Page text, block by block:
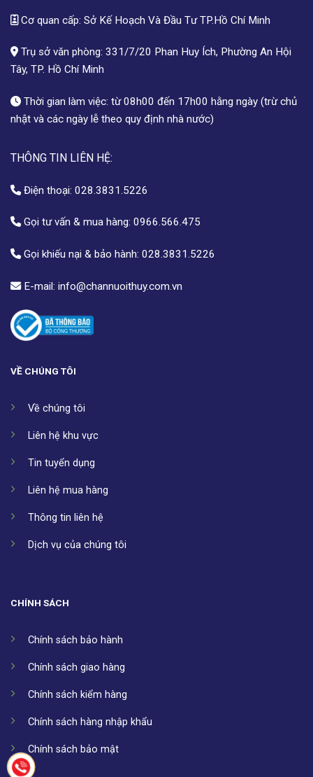
Cơ quan cấp: Sở Kế Hoạch Và Đầu Tư TP.Hồ Chí Minh
Trụ sở văn phòng: 331/7/20 Phan Huy Ích, Phường An Hội
Tây, TP. Hồ Chí Minh
Thời gian làm việc: từ 08h00 đến 17h00 hằng ngày (trừ chủ
nhật và các ngày lễ theo quy định nhà nước)
THÔNG TIN LIÊN HỆ:
Điện thoại: 028.3831.5226
Gọi tư vấn & mua hàng: 0966.566.475
Gọi khiếu nại & bảo hành: 028.3831.5226
E-mail: info@channuoithuy.com.vn
VỀ CHÚNG TÔI
Về chúng tôi
Liên hệ khu vực
Tin tuyển dụng
Liên hệ mua hàng
Thông tin liên hệ
Dịch vụ của chúng tôi
CHÍNH SÁCH
Chính sách bảo hành
Chính sách giao hàng
Chính sách kiểm hàng
Chính sách hàng nhập khẩu
Chính sách bảo mật